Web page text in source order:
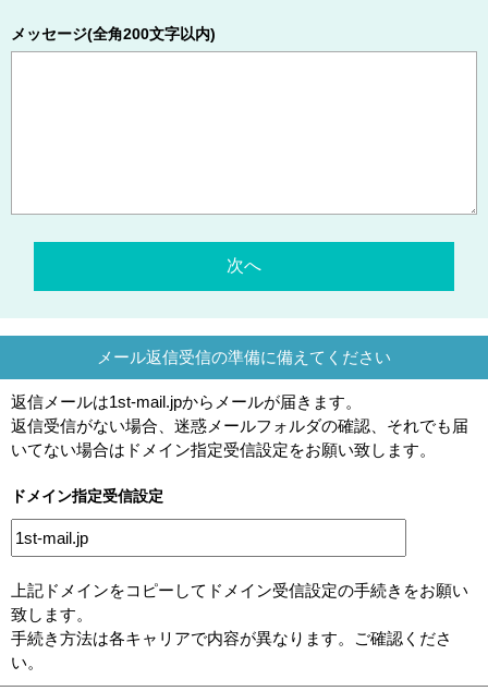
メッセージ(全角200文字以内)
メール返信受信の準備に備えてください
返信メールは1st-mail.jpからメールが届きます。
返信受信がない場合、迷惑メールフォルダの確認、それでも届
いてない場合はドメイン指定受信設定をお願い致します。
ドメイン指定受信設定
上記ドメインをコピーしてドメイン受信設定の手続きをお願い
致します。
手続き方法は各キャリアで内容が異なります。ご確認くださ
い。